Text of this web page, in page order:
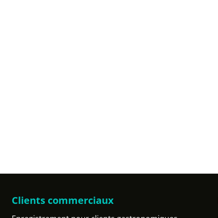
Clients commerciaux